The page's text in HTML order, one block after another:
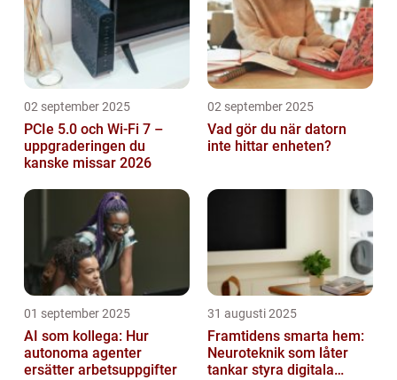
02 september 2025
PCIe 5.0 och Wi-Fi 7 –
uppgraderingen du
kanske missar 2026
02 september 2025
Vad gör du när datorn
inte hittar enheten?
01 september 2025
AI som kollega: Hur
autonoma agenter
ersätter arbetsuppgifter
31 augusti 2025
Framtidens smarta hem:
Neuroteknik som låter
tankar styra digitala